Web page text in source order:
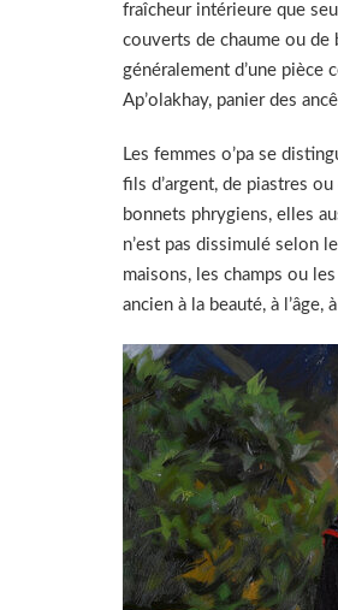
fraîcheur intérieure que
couverts de chaume ou de
généralement d’une pièce
Ap’olakhay, panier des
Les femmes o’pa se
fils d’argent, de piastres
bonnets phrygiens, elles
n’est pas dissimulé selon
maisons, les champs ou
ancien à la beauté, à l’âge,